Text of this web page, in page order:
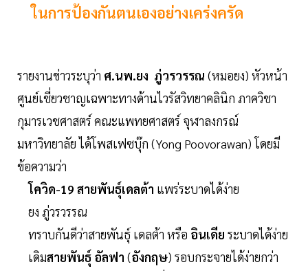
ในการป้องกันตนเองอย่างเคร่งครัด
รายงานข่าวระบุว่า ศ.นพ.ยง ภู่วรวรรณ (หมอยง) หัวหน้า
ศูนย์เชี่ยวชาญเฉพาะทางด้านไวรัสวิทยาคลินิก ภาควิชา
กุมารเวชศาสตร์ คณะแพทยศาสตร์ จุฬาลงกรณ์
มหาวิทยาลัย ได้โพสเฟซบุ๊ก (Yong Poovorawan) โดยมี
ข้อความว่า
โควิด-19 สายพันธุ์เดลต้า แพร่ระบาดได้ง่าย
ยง ภู่วรวรรณ
ทราบกันดีว่าสายพันธุ์ เดลต้า หรือ อินเดีย ระบาดได้ง่าย
เดิมสายพันธุ์ อัลฟา (อังกฤษ) รอบกระจายได้ง่ายกว่า